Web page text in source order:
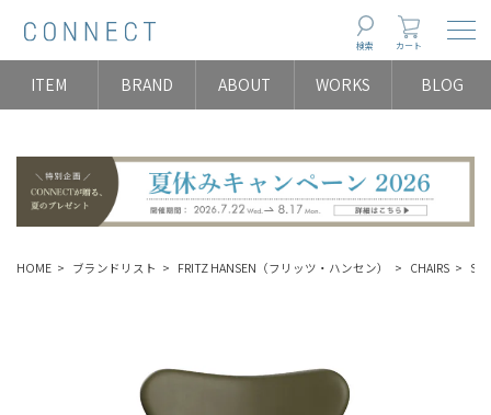
検索 カート
ITEM BRAND ABOUT WORKS BLOG
HOME ブランドリスト FRITZ HANSEN（フリッツ・ハンセン） CHAIRS